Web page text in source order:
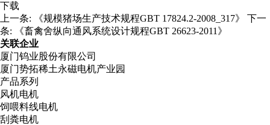
下载
上一条:
《规模猪场生产技术规程GBT 17824.2-2008_317》
下一
条:
《畜禽舍纵向通风系统设计规程GBT 26623-2011》
关联企业
厦门钨业股份有限公司
厦门势拓稀土永磁电机产业园
产品系列
风机电机
饲喂料线电机
刮粪电机